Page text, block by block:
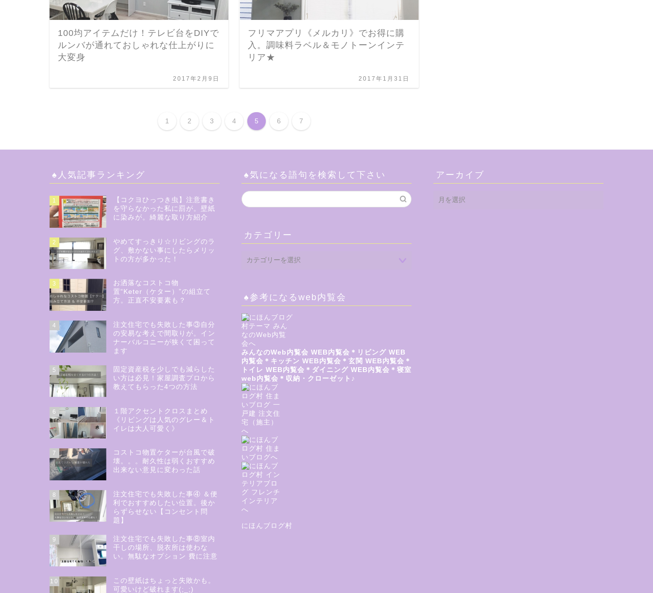
100均アイテムだけ！テレビ台をDIYで
ルンバが通れておしゃれな仕上がりに
大変身
2017年2月9日
フリマアプリ《メルカリ》でお得に購
入。調味料ラベル＆モノトーンインテ
リア★
2017年1月31日
1 2 3 4 5 6 7
♠︎人気記事ランキング
1
【コクヨひっつき虫】注意書き
を守らなかった私に罰が。壁紙
に染みが。綺麗な取り方紹介
2
やめてすっきり☆リビングのラ
グ、敷かない事にしたらメリッ
トの方が多かった！
3
お洒落なコストコ物
置“Keter（ケター）”の組立て
方。正直不安要素も？
4
注文住宅でも失敗した事③自分
の安易な考えで間取りが。イン
ナーバルコニーが狭くて困って
ます
5
固定資産税を少しでも減らした
い方は必見！家屋調査プロから
教えてもらった4つの方法
6
１階アクセントクロスまとめ
《リビングは人気のグレー＆ト
イレは大人可愛く》
7
コストコ物置ケターが台風で破
壊。。。耐久性は弱くおすすめ
出来ない意見に変わった話
8
注文住宅でも失敗した事④ ＆便
利でおすすめしたい位置。後か
らずらせない【コンセント問
題】
9
注文住宅でも失敗した事⑧室内
干しの場所、脱衣所は使わな
い。無駄なオプション 費に注意
10
この壁紙はちょっと失敗かも。
可愛いけど破れます(;_;)
♠気になる語句を検索して下さい
カテゴリー
♠参考になるweb内覧会
みんなのWeb内覧会 WEB内覧会＊リビング WEB
内覧会＊キッチン WEB内覧会＊玄関 WEB内覧会＊
トイレ WEB内覧会＊ダイニング WEB内覧会＊寝室
web内覧会＊収納・クローゼット♪
にほんブログ村
アーカイブ
ア
ー